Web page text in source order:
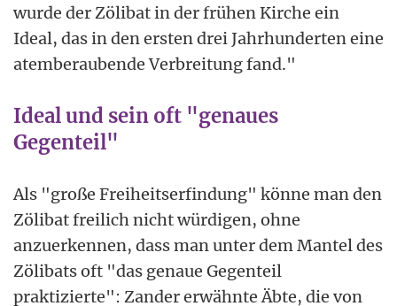
wurde der Zölibat in der frühen Kirche ein
Ideal, das in den ersten drei Jahrhunderten eine
atemberaubende Verbreitung fand."
Ideal und sein oft "genaues
Gegenteil"
Als "große Freiheitserfindung" könne man den
Zölibat freilich nicht würdigen, ohne
anzuerkennen, dass man unter dem Mantel des
Zölibats oft "das genaue Gegenteil
praktizierte": Zander erwähnte Äbte, die von